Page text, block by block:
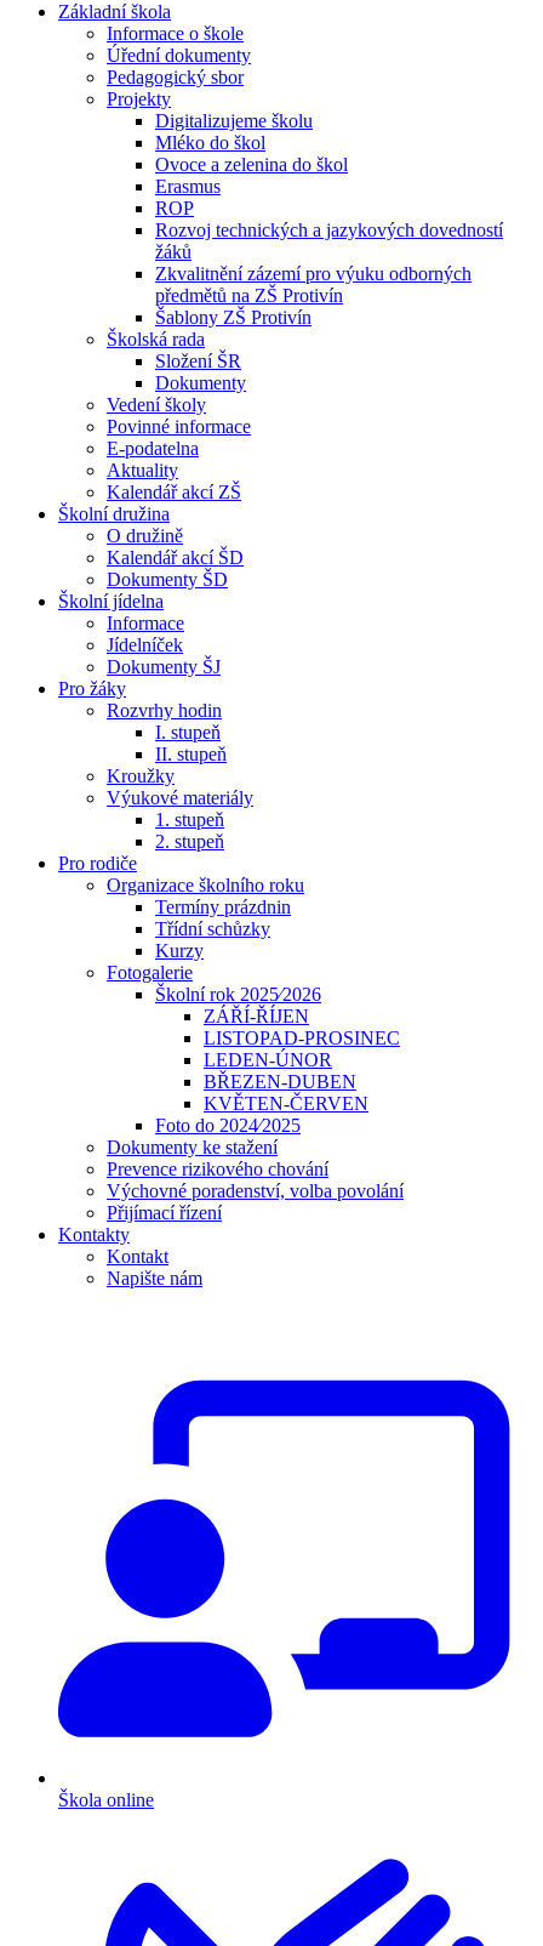
Základní škola
Informace o škole
Úřední dokumenty
Pedagogický sbor
Projekty
Digitalizujeme školu
Mléko do škol
Ovoce a zelenina do škol
Erasmus
ROP
Rozvoj technických a jazykových dovedností
žáků
Zkvalitnění zázemí pro výuku odborných
předmětů na ZŠ Protivín
Šablony ZŠ Protivín
Školská rada
Složení ŠR
Dokumenty
Vedení školy
Povinné informace
E-podatelna
Aktuality
Kalendář akcí ZŠ
Školní družina
O družině
Kalendář akcí ŠD
Dokumenty ŠD
Školní jídelna
Informace
Jídelníček
Dokumenty ŠJ
Pro žáky
Rozvrhy hodin
I. stupeň
II. stupeň
Kroužky
Výukové materiály
1. stupeň
2. stupeň
Pro rodiče
Organizace školního roku
Termíny prázdnin
Třídní schůzky
Kurzy
Fotogalerie
Školní rok 2025⁄2026
ZÁŘÍ-ŘÍJEN
LISTOPAD-PROSINEC
LEDEN-ÚNOR
BŘEZEN-DUBEN
KVĚTEN-ČERVEN
Foto do 2024⁄2025
Dokumenty ke stažení
Prevence rizikového chování
Výchovné poradenství, volba povolání
Přijímací řízení
Kontakty
Kontakt
Napište nám
Škola online